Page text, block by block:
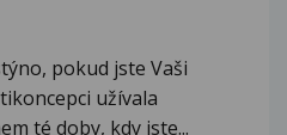
pokud jste Vaši
užívala
té doby, kdy jste...